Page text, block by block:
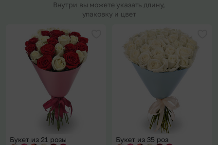
Внутри вы можете указать длину,
упаковку и цвет
Добавить в избранное
Букет из 21 розы Букет из 35 роз